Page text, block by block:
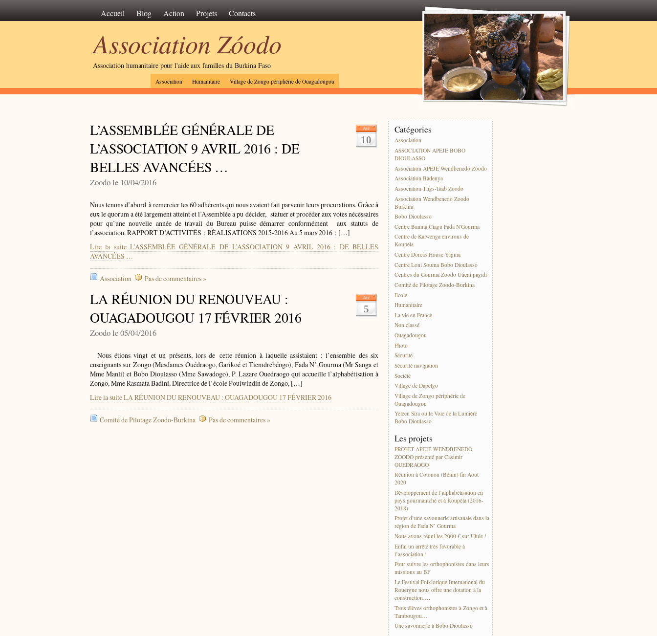
Accueil Blog Action Projets Contacts
Association Zóodo
Association humanitaire pour l'aide aux familles du Burkina Faso
Association Humanitaire Village de Zongo périphérie de Ouagadougou
Avr
10
L’ASSEMBLÉE GÉNÉRALE DE
L’ASSOCIATION 9 AVRIL 2016 : DE
BELLES AVANCÉES …
Zoodo le 10/04/2016
Nous tenons d’abord à remercier les 60 adhérents qui nous avaient fait parvenir leurs procurations. Grâce à
eux le quorum a été largement atteint et l’Assemblée a pu décider, statuer et procéder aux votes nécessaires
pour qu’une nouvelle année de travail du Bureau puisse démarrer conformément aux statuts de
l’association. RAPPORT D’ACTIVITÉS : RÉALISATIONS 2015-2016 Au 5 mars 2016 : […]
Lire la suite L’ASSEMBLÉE GÉNÉRALE DE L’ASSOCIATION 9 AVRIL 2016 : DE BELLES
AVANCÉES …
Association Pas de commentaires »
Avr
5
LA RÉUNION DU RENOUVEAU :
OUAGADOUGOU 17 FÉVRIER 2016
Zoodo le 05/04/2016
Nous étions vingt et un présents, lors de cette réunion à laquelle assistaient : l’ensemble des six
enseignants sur Zongo (Mesdames Ouédraogo, Garikoé et Tiemdrebéogo), Fada N’ Gourma (Mr Sanga et
Mme Manli) et Bobo Dioulasso (Mme Sawadogo), P. Lazare Ouedraogo qui accueille l’alphabétisation à
Zongo, Mme Rasmata Badini, Directrice de l’école Pouiwindin de Zongo, […]
Lire la suite LA RÉUNION DU RENOUVEAU : OUAGADOUGOU 17 FÉVRIER 2016
Comité de Pilotage Zoodo-Burkina Pas de commentaires »
Catégories
Association
ASSOCIATION APEJE BOBO
DIOULASSO
Association APEJE Wendbenedo Zoodo
Association Badenya
Association Tiigs-Taab Zoodo
Association Wendbenedo Zoodo
Burkina
Bobo Dioulasso
Centre Banma Ciagu Fada N'Gourma
Centre de Kalwenga environs de
Koupéla
Centre Dorcas House Yagma
Centre Loni Souma Bobo Dioulasso
Centres du Gourma Zoodo Utieni pagidi
Comité de Pilotage Zoodo-Burkina
Ecole
Humanitaire
La vie en France
Non classé
Ouagadougou
Photo
Sécurité
Sécurité navigation
Société
Village de Dapelgo
Village de Zongo périphérie de
Ouagadougou
Yeleen Sira ou la Voie de la Lumière
Bobo Dioulasso
Les projets
PROJET APEJE WENDBENEDO
ZOODO présenté par Casimir
OUEDRAOGO
Réunion à Cotonou (Bénin) fin Août
2020
Développement de l’alphabétisation en
pays gourmantché et à Koupéla (2016-
2018)
Projet d’une savonnerie artisanale dans la
région de Fada N’ Gourma
Nous avons réuni les 2000 € sur Ulule !
Enfin un arrêté très favorable à
l’association !
Pour suivre les orthophonistes dans leurs
missions au BF
Le Festival Folklorique International du
Rouergue nous offre une dotation à la
construction….
Trois élèves orthophonistes à Zongo et à
Tambougou…
Une savonnerie à Bobo Dioulasso